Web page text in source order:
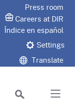
Press room
Careers at DIR
Índice en español
Settings
Translate